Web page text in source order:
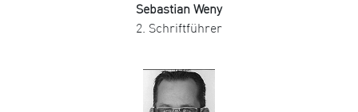
Sebastian Weny
2. Schriftführer